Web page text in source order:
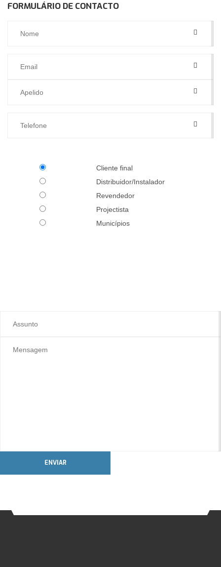
FORMULÁRIO DE CONTACTO
Cliente final
Distribuidor/Instalador
Revendedor
Projectista
Municípios